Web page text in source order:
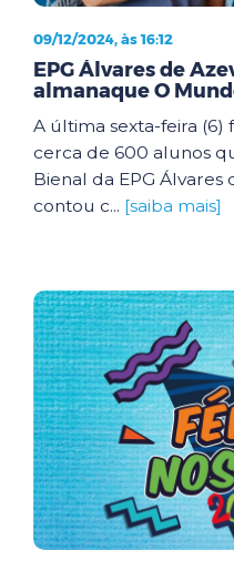
09/12/2024, às 16:12
EPG Álvares de
almanaque O
A última sexta-feira (6)
cerca de 600 alunos
Bienal da EPG
contou c... [saiba mais]